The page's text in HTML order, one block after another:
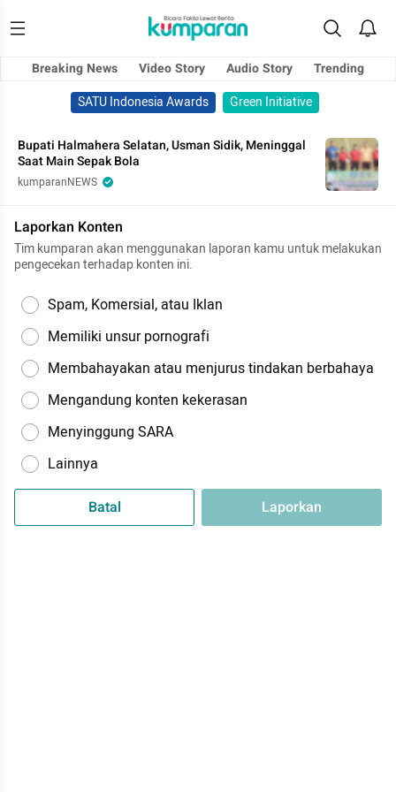
Breaking News Video Story Audio Story
Trending
SATU Indonesia Awards
Green Initiative
Bupati Halmahera Selatan, Usman Sidik, Meninggal
Saat Main Sepak Bola
kumparanNEWS
Laporkan Konten
Tim kumparan akan menggunakan laporan kamu untuk melakukan
pengecekan terhadap konten ini.
Spam, Komersial, atau Iklan
Memiliki unsur pornografi
Membahayakan atau menjurus tindakan berbahaya
Mengandung konten kekerasan
Menyinggung SARA
Lainnya
Batal Laporkan